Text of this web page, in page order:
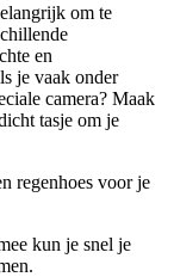
om te
en
je vaak onder
camera? Maak
tasje om je
regenhoes voor je
kun je snel je